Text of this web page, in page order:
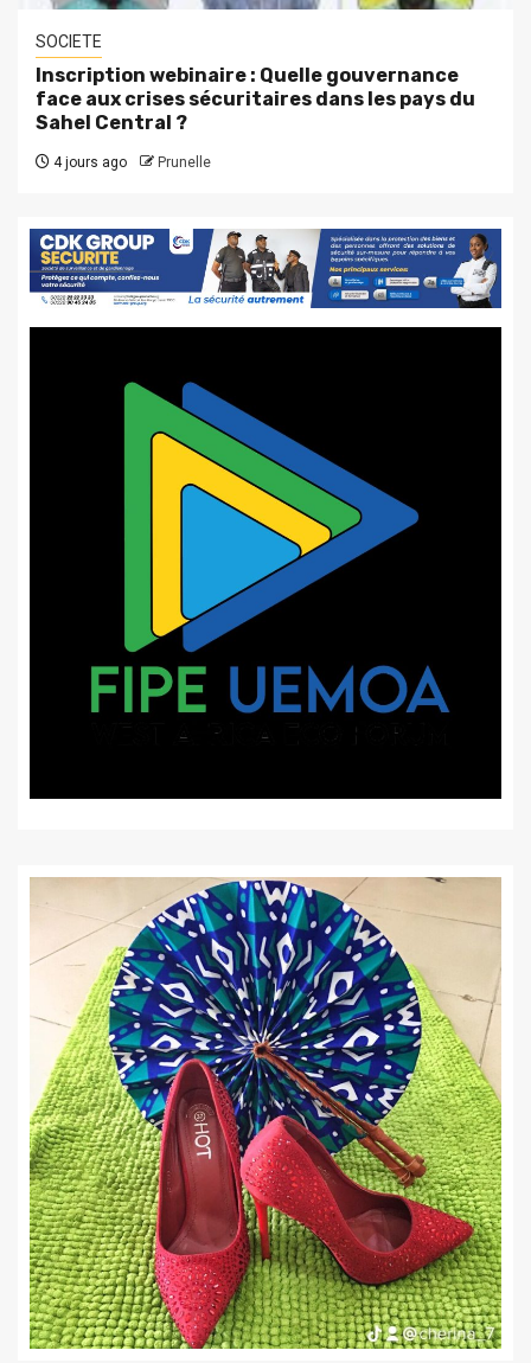
SOCIETE
Inscription webinaire : Quelle gouvernance
face aux crises sécuritaires dans les pays du
Sahel Central ?
4 jours ago Prunelle